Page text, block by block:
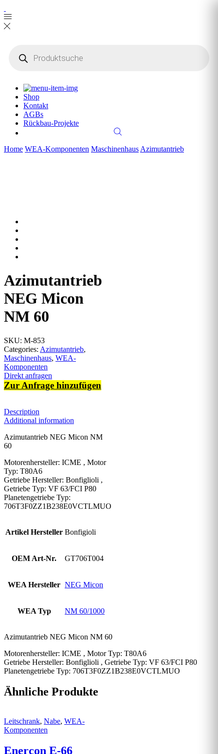
search
Shop
Kontakt
AGBs
Rückbau-Projekte
Home WEA-Komponenten Maschinenhaus Azimutantrieb
Azimutantrieb
NEG Micon
NM 60
SKU: M-853
Categories: Azimutantrieb,
Maschinenhaus, WEA-
Komponenten
Direkt anfragen
Zur Anfrage hinzufügen
Description
Additional information
Azimutantrieb NEG Micon NM
60
Motorenhersteller: ICME , Motor
Typ: T80A6
Getriebe Hersteller: Bonfiglioli ,
Getriebe Typ: VF 63/FCI P80
Planetengetriebe Typ:
706T3F0ZZ1B238E0VCTLMUO
Artikel Hersteller Bonfigioli
OEM Art-Nr. GT706T004
WEA Hersteller NEG Micon
WEA Typ NM 60/1000
Azimutantrieb NEG Micon NM 60
Motorenhersteller: ICME , Motor Typ: T80A6
Getriebe Hersteller: Bonfiglioli , Getriebe Typ: VF 63/FCI P80
Planetengetriebe Typ: 706T3F0ZZ1B238E0VCTLMUO
Ähnliche Produkte
Leitschrank, Nabe, WEA-
Komponenten
Enercon E-66